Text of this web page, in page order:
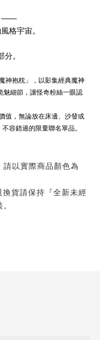
——
格宇宙。
。
神抱枕」，以影集經典魔神
魅細節，讓怪奇粉絲一眼認
值，無論放在床邊、沙發或
容錯過的限量聯名單品。
請以實際商品顏色為
貨請保持『全新未經